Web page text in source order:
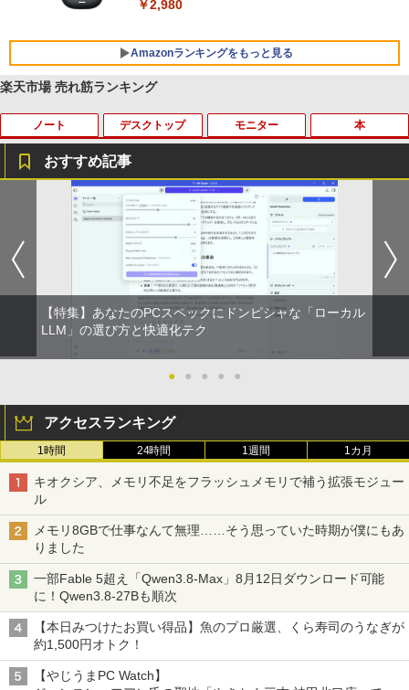
￥2,980
Amazonランキングをもっと見る
BRUCE WAYNE feat. Flo Milli, ATL Jacob
[Explicit]
￥250
BRUCE WAYNE feat. Flo Milli, ATL Jacob
[Explicit]
￥250
On My Road (Stadium ver.)
On My Road (Stadium ver.)
BUGS LIFE
￥250
【Amazon.co.jp限定】 い・ろ・は・す 2L P
ET ラベルレス ×8本
￥1,112
by Amazon 天然水 ラベルレス 500ml ×24本
富士山の天然水 バナジウム含有 水 ミネラル
ウォーター ペットボトル 静岡県産 500ミリリ
ットル (Smart Basic)
￥1,380
by Amazon 炭酸水 ラベルレス 500ml ×24本
art Basic)
￥1,625
by Amazon 天然水ラベルレス 2L×9本
￥1,117
コカ・コーラ やかんの麦茶 from 爽健美茶 ラ
ベルレス 650mlPET×24本
薬屋のひとりごと 17巻 (デジタル版ビッグガ
ンガンコミックス)
￥770
異世界居酒屋「のぶ」(22) (角川コミックス・
エース)
￥832
ONE PIECE モノクロ版 115 (ジャンプコミッ
クスDIGITAL)
￥594
HUNTER×HUNTER モノクロ版 39 (ジャンプ
コミックスDIGITAL)
￥572
スーパーの裏でヤニ吸うふたり 9巻 (デジタル
版ビッグガンガンコミックス)
￥810
楽天市場 売れ筋ランキング
ノート デスクトップ
ポイント10倍 中古パソコン デスクトッ
プパソコン Windows 11【Office付】
【Windows 11 Pro 64Bit搭載】DELL O
ptiplexシリーズ Core i5搭載/4G/新品SS
D 120GB/DVD-ROM/送料無料【オプショ
ン色々有】
￥24,800
【エントリーでポイント100％還元のチ
ore i3 10110U 16GB DDR4 64GBまで増
設 512GB SSD M.2 2242 最大8TB Wind
ows11 Pro mini pc 4.1GHz WIFI6 BT5.
2 小型PC VESA対応 ミニパソコン 2画面
ップPC
￥66,248
[VETESA正規販売店]デスクトップパソ
コン PC 一体型 新品 Windows11 27型 C
ore i7 第4世代 Office付き メモリ16GB
SSD512GB 初期設定済 ホワイト ブラッ
￥69,800
モニター 本
【予約商品】2027年度カレンダー ミニミ
ニ日めくり 米津祐介 C-1776-YZ グリー
ティングライフ 大人 かわいい インテリ
ア イラスト 令和9年 おしゃれ イラスト
ミニサイズ 手のひらサイズ
￥2,200
2
ハヤブサ消防団 森へつづく道 【電子書
籍】[ 池井戸潤 ]
￥2,200
3
送料無料【中古】ガラスの仮面 1〜49巻
内すずえ 白泉社（少女コミック）
4 永遠の記憶 [ 東野 圭吾 ]
おすすめ記事
【特集】あなたのPCスペックにドンピシャな「ローカル
LLM」の選び方と快適化テク
● ● ● ● ●
アクセスランキング
1時間 24時間 1週間 1カ月
キオクシア、メモリ不足をフラッシュメモリで補う拡張モジュー
ル
メモリ8GBで仕事なんて無理……そう思っていた時期が僕にもあ
りました
一部Fable 5超え「Qwen3.8-Max」8月12日ダウンロード可能
に！Qwen3.8-27Bも順次
【本日みつけたお買い得品】魚のプロ厳選、くら寿司のうなぎが
約1,500円オトク！
【やじうまPC Watch】